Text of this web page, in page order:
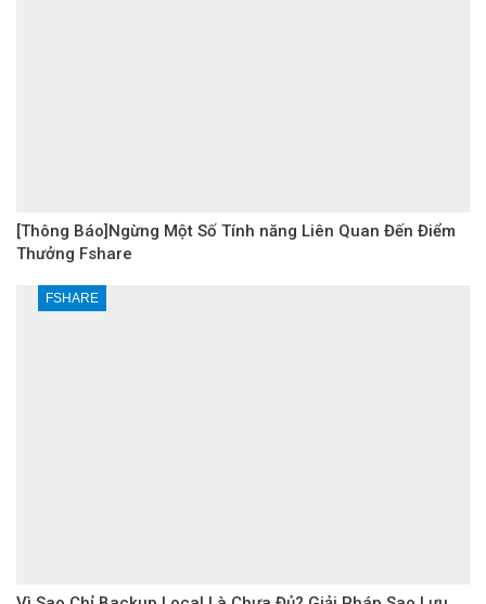
[Thông Báo]Ngừng Một Số Tính năng Liên Quan Đến Điểm
Thưởng Fshare
FSHARE